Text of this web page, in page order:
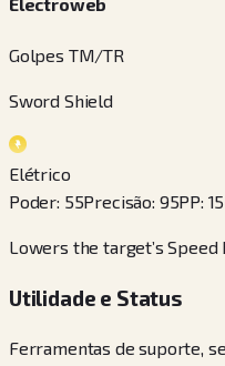
Golpes TM/TR
Sword Shield
Elétrico
Poder: 55Precisão: 95PP: 15
Lowers the target’s Speed
Utilidade e Status
Ferramentas de suporte,